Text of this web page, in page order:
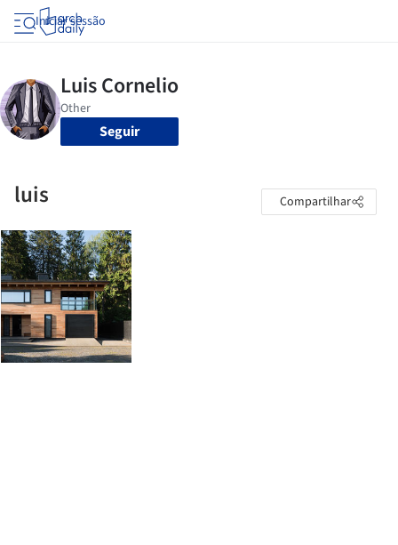
Iniciar sessão
Seguir
luis Compartilhar